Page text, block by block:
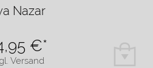
Nazar
Versand
€*